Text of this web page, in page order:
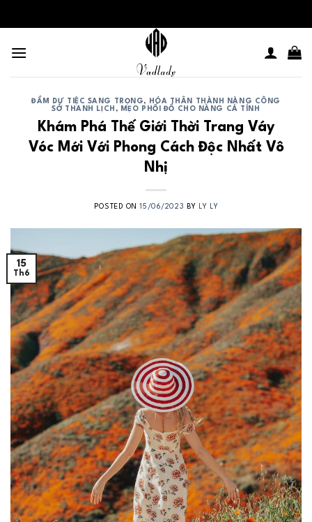
to
ĐẦM DỰ TIỆC SANG TRỌNG ,
HÓA THÂN THÀNH NÀNG CÔNG
SỞ THANH LỊCH , MẸO PHỐI ĐỒ CHO NÀNG CÁ TÍNH
Khám Phá Thế Giới Thời Trang Váy
Vóc Mới Với Phong Cách Độc Nhất Vô
Nhị
POSTED ON15/06/2023 BY LY LY
15
Th6